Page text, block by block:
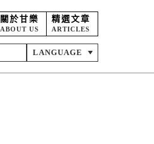
關於甘樂
ABOUT US
精選文章
ARTICLES
LANGUAGE